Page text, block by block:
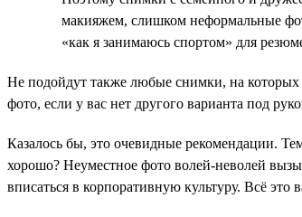
макияжем, слишком неформальные
«как я занимаюсь спортом» для
Не подойдут также любые снимки, на
фото, если у вас нет другого варианта под
Казалось бы, это очевидные рекомендации.
хорошо? Неуместное фото волей-неволей
вписаться в корпоративную культуру. Всё